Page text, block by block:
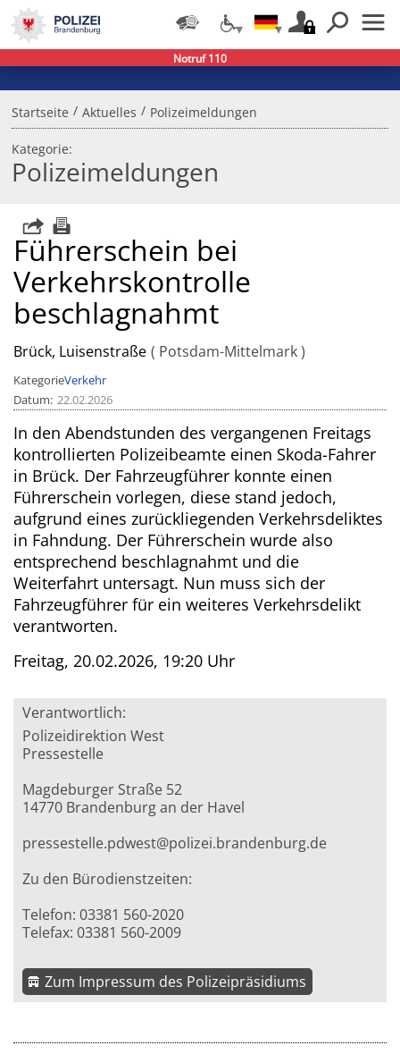
Startseite / Aktuelles / Polizeimeldungen
Kategorie:
Polizeimeldungen
Führerschein bei
Verkehrskontrolle
beschlagnahmt
Brück, Luisenstraße Potsdam-Mittelmark
KategorieVerkehr
Datum 22.02.2026
In den Abendstunden des vergangenen Freitags
kontrollierten Polizeibeamte einen Skoda-Fahrer
in Brück. Der Fahrzeugführer konnte einen
Führerschein vorlegen, diese stand jedoch,
aufgrund eines zurückliegenden Verkehrsdeliktes
in Fahndung. Der Führerschein wurde also
entsprechend beschlagnahmt und die
Weiterfahrt untersagt. Nun muss sich der
Fahrzeugführer für ein weiteres Verkehrsdelikt
verantworten.
Freitag, 20.02.2026, 19:20 Uhr
Verantwortlich:
Polizeidirektion West
Pressestelle
Magdeburger Straße 52
14770 Brandenburg an der Havel
pressestelle.pdwest@polizei.brandenburg.de
Zu den Bürodienstzeiten:
Telefon: 03381 560-2020
Telefax: 03381 560-2009
Zum Impressum des Polizeipräsidiums
Notruf 110